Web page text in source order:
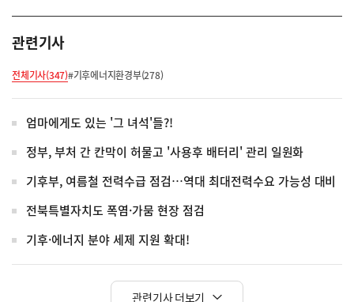
관련기사
전체기사(347)#기후에너지환경부(278)
엄마에게도 있는 '그 녀석'들?!
정부, 부처 간 칸막이 허물고 '사용후 배터리' 관리 일원화
기후부, 여름철 전력수급 점검…역대 최대전력수요 가능성 대비
전북특별자치도 폭염·가뭄 현장 점검
기후·에너지 분야 세제 지원 확대!
관련기사 더보기